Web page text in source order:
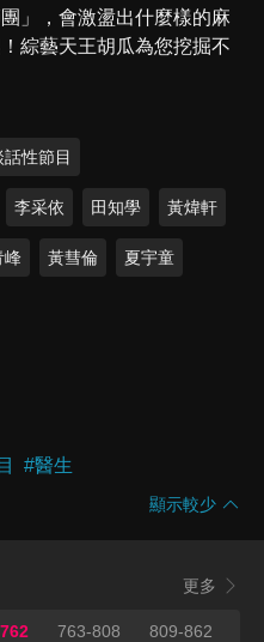
」，會激盪出什麼樣的麻
綜藝天王胡瓜為您挖掘不
話性節目
李采依 田知學 黃煒軒
峰 黃彗倫 夏宇童
#醫生
顯示較少
更多
763-808 809-862